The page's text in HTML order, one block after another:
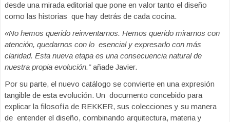
desde una mirada editorial que pone en valor tanto el diseño
como las historias que hay detrás de cada cocina.
«No hemos querido reinventarnos. Hemos querido mirarnos con
atención, quedarnos con lo esencial y expresarlo con más
claridad. Esta nueva etapa es una consecuencia natural de
nuestra propia evolución.”añade Javier.
Por su parte, el nuevo catálogo se convierte en una expresión
tangible de esta evolución. Un documento concebido para
explicar la filosofía de REKKER, sus colecciones y su manera
de entender el diseño, combinando arquitectura, materia y